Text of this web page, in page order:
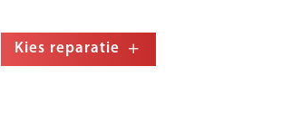
Kies reparatie